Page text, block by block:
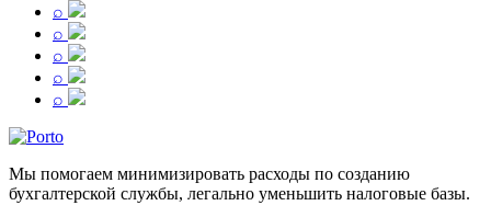
⌕
⌕
⌕
⌕
⌕
Мы помогаем минимизировать расходы по созданию
бухгалтерской службы, легально уменьшить налоговые базы.